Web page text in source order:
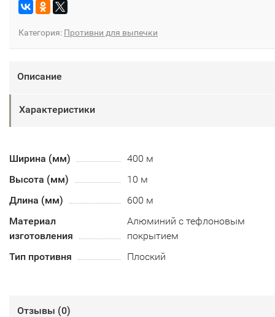
Категория: Противни для выпечки
Описание
Характеристики
Ширина (мм)
400 м
Высота (мм)
10 м
Длина (мм)
600 м
Материал
изготовления
Алюминий с тефлоновым
покрытием
Тип противня
Плоский
Отзывы (0)